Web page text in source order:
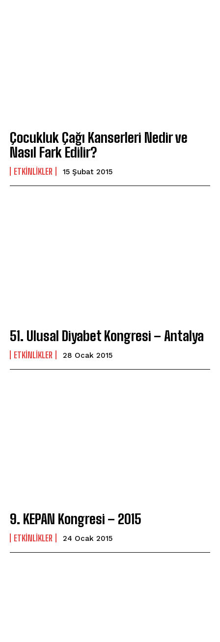
Çocukluk Çağı Kanserleri Nedir ve
Nasıl Fark Edilir?
ETKINLIKLER 15 Şubat 2015
51. Ulusal Diyabet Kongresi – Antalya
ETKINLIKLER 28 Ocak 2015
9. KEPAN Kongresi – 2015
ETKINLIKLER 24 Ocak 2015